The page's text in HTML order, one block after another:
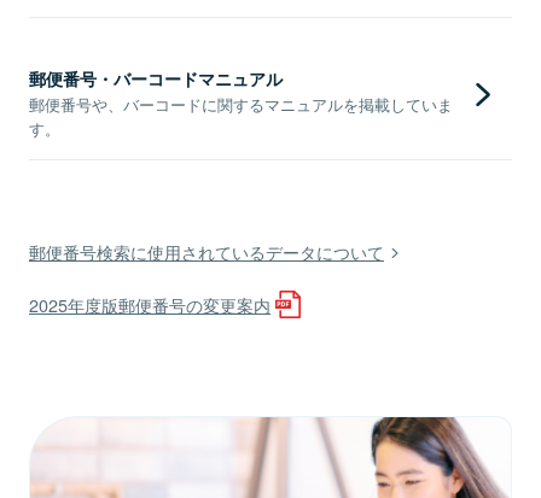
郵便番号・バーコードマニュアル
郵便番号や、バーコードに関するマニュアルを掲載していま
す。
郵便番号検索に使用されているデータについて
2025年度版郵便番号の変更案内